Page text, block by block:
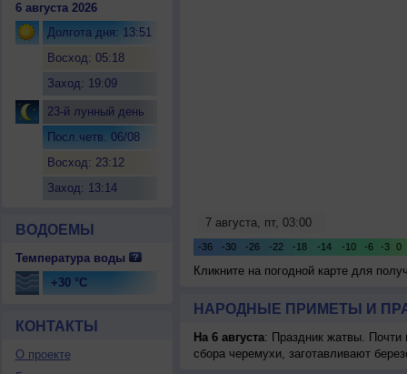
6 августа 2026
Долгота дня: 13:51
Восход: 05:18
Заход: 19:09
23-й лунный день
Посл.четв. 06/08
Восход: 23:12
Заход: 13:14
ВОДОЕМЫ
Температура воды
+30 °C
КОНТАКТЫ
О проекте
Кликните на погодной карте для
НАРОДНЫЕ ПРИМЕТЫ И
На 6 августа: Праздник жатвы. Почти
сбора черемухи, заготавливают